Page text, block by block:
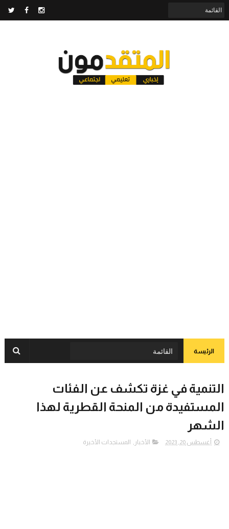
الرئيسة
التنمية في غزة تكشف عن الفئات
المستفيدة من المنحة القطرية لهذا
الشهر
أغسطس 20, 2023 الأخبار , المستجدات الأخيرة